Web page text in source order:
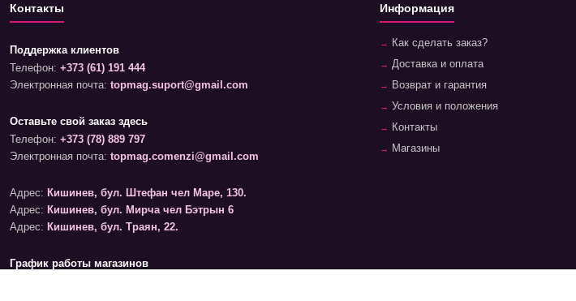
Контакты
Поддержка клиентов
Телефон: +373 (61) 191 444
Электронная почта: topmag.suport@gmail.com
Оставьте свой заказ здесь
Телефон: +373 (78) 889 797
Электронная почта: topmag.comenzi@gmail.com
Адрес: Кишинев, бул. Штефан чел Маре, 130.
Адрес: Кишинев, бул. Мирча чел Бэтрын 6
Адрес: Кишинев, бул. Траян, 22.
График работы магазинов
Информация
Как сделать заказ?
Доставка и оплата
Возврат и гарантия
Условия и положения
Контакты
Магазины